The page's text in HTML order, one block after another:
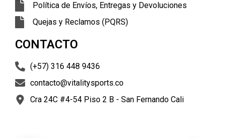
Política de Envíos, Entregas y Devoluciones
Quejas y Reclamos (PQRS)
CONTACTO
(+57) 316 448 9436
contacto@vitalitysports.co
Cra 24C #4-54 Piso 2 B - San Fernando Cali